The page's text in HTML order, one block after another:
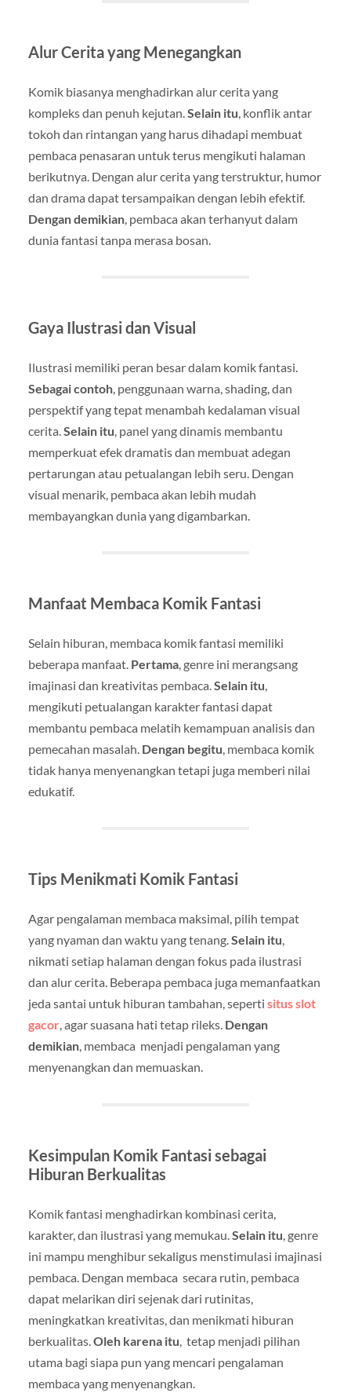
Alur Cerita yang Menegangkan
Komik biasanya menghadirkan alur cerita yang
kompleks dan penuh kejutan. Selain itu , konflik antar
tokoh dan rintangan yang harus dihadapi membuat
pembaca penasaran untuk terus mengikuti halaman
berikutnya. Dengan alur cerita yang terstruktur, humor
dan drama dapat tersampaikan dengan lebih efektif.
Dengan demikian, pembaca akan terhanyut dalam
dunia fantasi tanpa merasa bosan.
Gaya Ilustrasi dan Visual
Ilustrasi memiliki peran besar dalam komik fantasi.
Sebagai contoh, penggunaan warna, shading, dan
perspektif yang tepat menambah kedalaman visual
cerita.Selain itu, panel yang dinamis membantu
memperkuat efek dramatis dan membuat adegan
pertarungan atau petualangan lebih seru. Dengan
visual menarik, pembaca akan lebih mudah
membayangkan dunia yang digambarkan.
Manfaat Membaca Komik Fantasi
Selain hiburan, membaca komik fantasi memiliki
beberapa manfaat. Pertama, genre ini merangsang
imajinasi dan kreativitas pembaca.Selain itu,
mengikuti petualangan karakter fantasi dapat
membantu pembaca melatih kemampuan analisis dan
pemecahan masalah. Dengan begitu, membaca komik
tidak hanya menyenangkan tetapi juga memberi nilai
edukatif.
Tips Menikmati Komik Fantasi
Agar pengalaman membaca maksimal, pilih tempat
yang nyaman dan waktu yang tenang.Selain itu,
nikmati setiap halaman dengan fokus pada ilustrasi
dan alur cerita. Beberapa pembaca juga memanfaatkan
jeda santai untuk hiburan tambahan, seperti situs slot
gacor, agar suasana hati tetap rileks. Dengan
demikian, membaca menjadi pengalaman yang
menyenangkan dan memuaskan.
Kesimpulan Komik Fantasi sebagai
Hiburan Berkualitas
Komik fantasi menghadirkan kombinasi cerita,
karakter, dan ilustrasi yang memukau. Selain itu , genre
ini mampu menghibur sekaligus menstimulasi imajinasi
pembaca. Dengan membaca secara rutin, pembaca
dapat melarikan diri sejenak dari rutinitas,
meningkatkan kreativitas, dan menikmati hiburan
berkualitas. Oleh karena itu , tetap menjadi pilihan
utama bagi siapa pun yang mencari pengalaman
membaca yang menyenangkan.